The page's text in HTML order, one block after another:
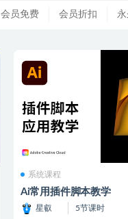
会员免费 会员折扣
系统课程
Ai常用插件脚本教学
星叡
5节课时